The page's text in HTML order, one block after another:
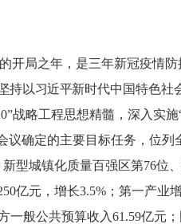
的开局之年，是三年新冠疫情
持以习近平新时代中国特色社
战略工程思想精髓 ， 深入实施
议确定的主要目标任务，位
型城镇化质量百强区第76
亿元，增长3.5%；第一产业
一般公共预算收入61.59亿元